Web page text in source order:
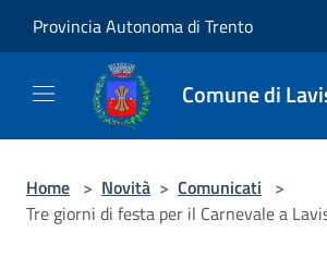
Provincia Autonoma di Trento
Comune di
Home > Novità > Comunicati >
Tre giorni di festa per il Carnevale a